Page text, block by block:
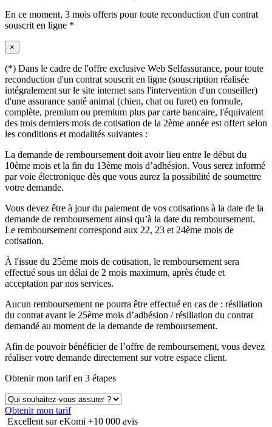
En ce moment, 3 mois offerts pour toute reconduction d'un contrat
souscrit en ligne *
×
(*) Dans le cadre de l'offre exclusive Web Selfassurance, pour toute
reconduction d'un contrat souscrit en ligne (souscription réalisée
intégralement sur le site internet sans l'intervention d'un conseiller)
d'une assurance santé animal (chien, chat ou furet) en formule,
complète, premium ou premium plus par carte bancaire, l'équivalent
des trois derniers mois de cotisation de la 2ème année est offert selon
les conditions et modalités suivantes :
La demande de remboursement doit avoir lieu entre le début du
10ème mois et la fin du 13ème mois d’adhésion. Vous serez informé
par voie électronique dès que vous aurez la possibilité de soumettre
votre demande.
Vous devez être à jour du paiement de vos cotisations à la date de la
demande de remboursement ainsi qu’à la date du remboursement.
Le remboursement correspond aux 22, 23 et 24ème mois de
cotisation.
À l'issue du 25ème mois de cotisation, le remboursement sera
effectué sous un délai de 2 mois maximum, après étude et
acceptation par nos services.
Aucun remboursement ne pourra être effectué en cas de : résiliation
du contrat avant le 25ème mois d’adhésion / résiliation du contrat
demandé au moment de la demande de remboursement.
Afin de pouvoir bénéficier de l’offre de remboursement, vous devez
réaliser votre demande directement sur votre espace client.
Obtenir mon tarif en 3 étapes
Obtenir mon tarif
Excellent sur eKomi +10 000 avis